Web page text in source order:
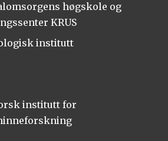
høgskole og
KRUS
institutt
institutt for